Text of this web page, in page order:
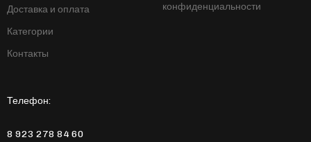
Доставка и оплата
Категории
Контакты
конфиденциальности
Телефон:
8 923 278 84 60